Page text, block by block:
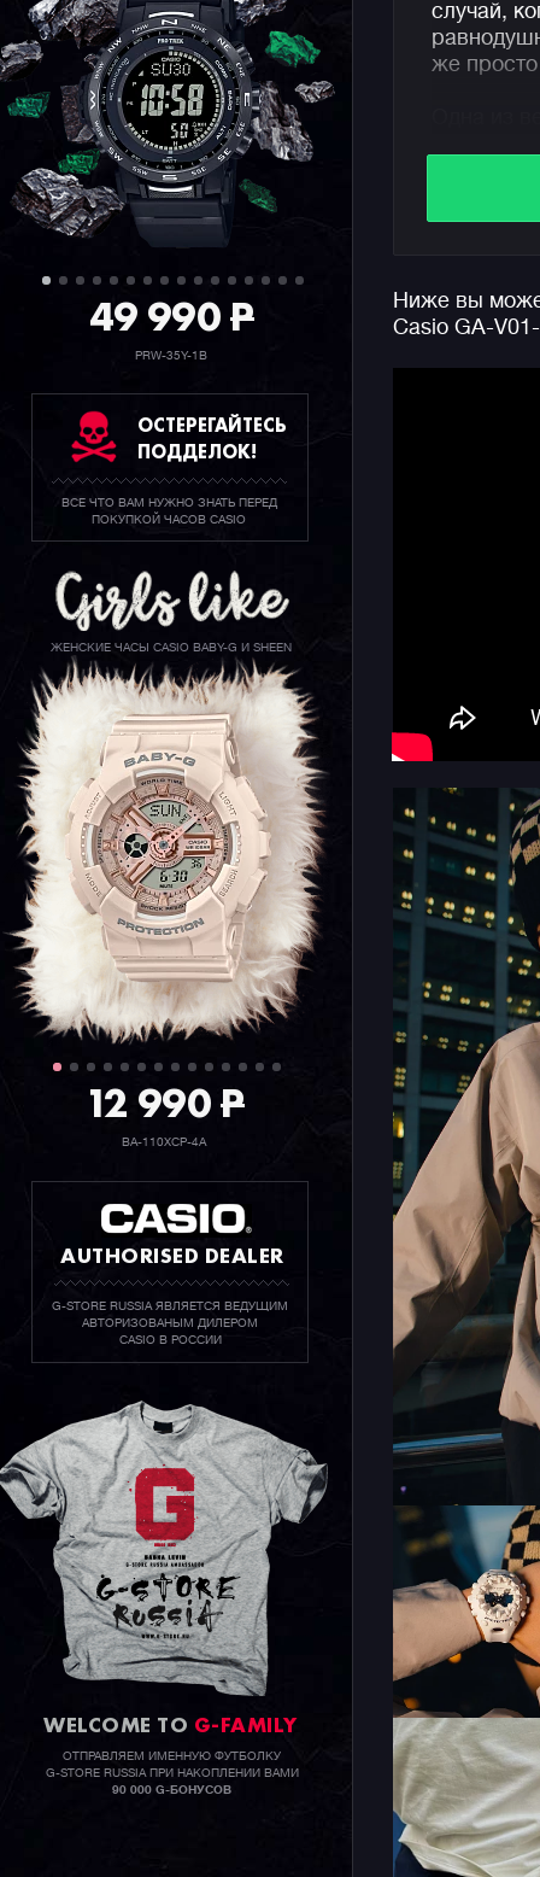
49 990P
PRW-35Y-1B
ОСТЕРЕГАЙТЕСЬ
ПОДДЕЛОК!
ВСЕ ЧТО ВАМ НУЖНО ЗНАТЬ ПЕРЕД
ПОКУПКОЙ ЧАСОВ CASIO
ЖЕНСКИЕ ЧАСЫ CASIO BABY-G И SHEEN
12 990P
BA-110XCP-4A
AUTHORISED DEALER
G-STORE RUSSIA ЯВЛЯЕТСЯ ВЕДУЩИМ
АВТОРИЗОВАНЫМ ДИЛЕРОМ
CASIO В РОССИИ
WELCOME TO G-FAMILY
ОТПРАВЛЯЕМ ИМЕННУЮ ФУТБОЛКУ
G-STORE RUSSIA ПРИ НАКОПЛЕНИИ ВАМИ
90 000 G-БОНУСОВ
случай,
же просто
шара (см.
И вот
которые
Ниже вы
Casio GA-